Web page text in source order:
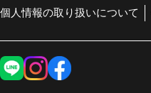
個人情報の取り扱いについて